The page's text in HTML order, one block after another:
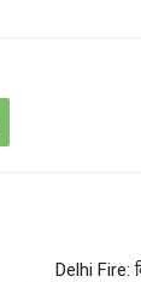
Delhi Fire: